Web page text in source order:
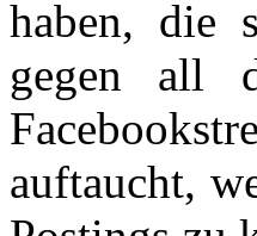
haben, die
gegen all
auftaucht,